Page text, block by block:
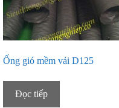
Ống gió mềm vải D125
Đọc tiếp